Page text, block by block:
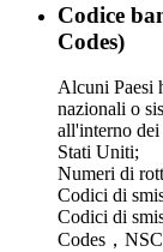
Codice
Codes)
Alcuni Paesi
nazionali o
all'interno
Stati Uniti;
Numeri di
Codici di
Codici di
Codes，